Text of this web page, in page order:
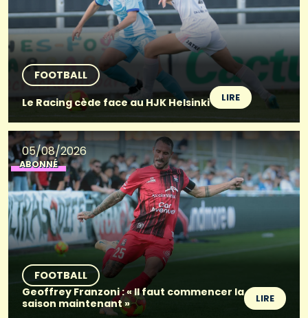
FOOTBALL
Le Racing cède face au HJK Helsinki
LIRE
05/08/2026
ABONNÉ
FOOTBALL
Geoffrey Franzoni : « Il faut commencer la
saison maintenant »
LIRE